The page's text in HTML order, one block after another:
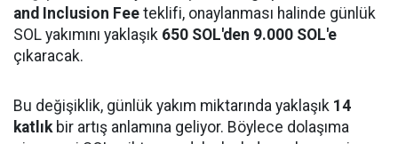
and Inclusion Fee teklifi, onaylanması halinde günlük
SOL yakımını yaklaşık 650 SOL'den 9.000 SOL'e
çıkaracak.
Bu değişiklik, günlük yakım miktarında yaklaşık 14
katlıkbir artış anlamına geliyor. Böylece dolaşıma